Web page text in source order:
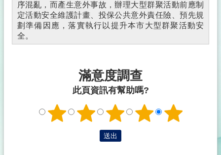
序混亂，而產生意外事故，辦理大型群聚活動前應制
定活動安全維護計畫、投保公共意外責任險、預先規
劃準備因應，落實執行以提升本市大型群聚活動安
全。
滿意度調查
此頁資訊有幫助嗎?